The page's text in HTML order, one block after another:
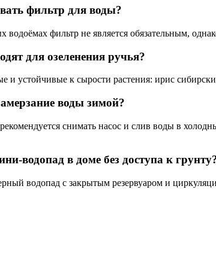
фильтр для воды?
фильтр не является обязательным,
для озеленения ручья?
и устойчивые к сырости растения: ирис
воды зимой?
снимать насос и слив воды в
водопад в доме без доступа к
водопад с закрытым резервуаром и